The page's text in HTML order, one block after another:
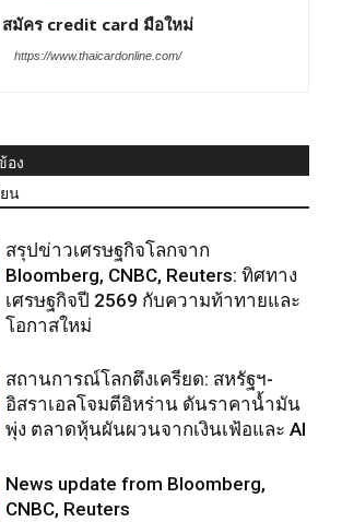
สมัคร credit card มือใหม่
https://www.thaicardonline.com/
อง
น
สรุปข่าวเศรษฐกิจโลกจาก
Bloomberg, CNBC, Reuters: ทิศทาง
เศรษฐกิจปี 2569 กับความท้าทายและ
โอกาสใหม่
สถานการณ์โลกตึงเครียด: สหรัฐฯ-
อิสราเอลโจมตีอิหร่าน ดันราคาน้ำมัน
พุ่ง ตลาดหุ้นผันผวนจากเงินเฟ้อและ AI
News update from Bloomberg,
CNBC, Reuters